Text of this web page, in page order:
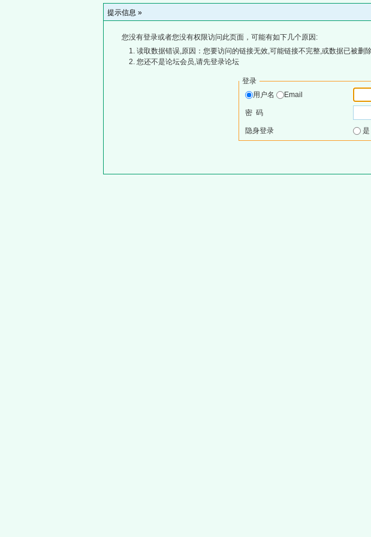
提示信息 »
您没有登录或者您没有权限访问此页面，可能有如下几个原因:
读取数据错误,原因：您要访问的链接无效,可能链接不完整,或数据已被删
您还不是论坛会员,请先登录论坛
登录
用户名
Email
密 码
隐身登录